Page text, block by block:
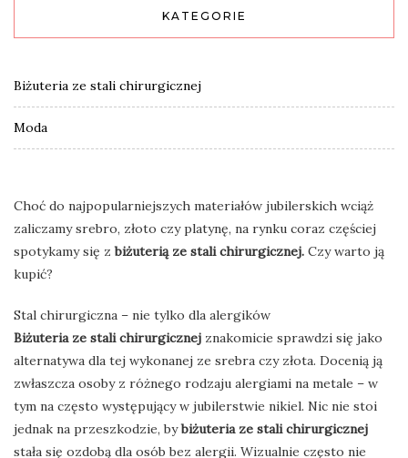
KATEGORIE
Biżuteria ze stali chirurgicznej
Moda
Choć do najpopularniejszych materiałów jubilerskich wciąż
zaliczamy srebro, złoto czy platynę, na rynku coraz częściej
spotykamy się zbiżuterią ze stali chirurgicznej. Czy warto ją
kupić?
Stal chirurgiczna – nie tylko dla alergików
Biżuteria ze stali chirurgicznej znakomicie sprawdzi się jako
alternatywa dla tej wykonanej ze srebra czy złota. Docenią ją
zwłaszcza osoby z różnego rodzaju alergiami na metale – w
tym na często występujący w jubilerstwie nikiel. Nic nie stoi
jednak na przeszkodzie, bybiżuteria ze stali chirurgicznej
stała się ozdobą dla osób bez alergii. Wizualnie często nie